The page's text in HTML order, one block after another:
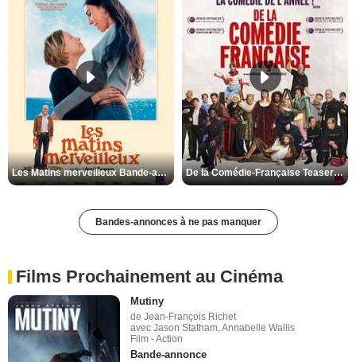
Les Matins merveilleux Bande-annonce VF De la Comédie-Française Teaser VF
Bandes-annonces à ne pas manquer
Films Prochainement au Cinéma
Mutiny
de Jean-François Richet
avec Jason Statham, Annabelle Wallis
Film - Action
Bande-annonce